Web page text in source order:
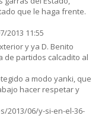
que le haga frente.
2013 11:55
y ya D. Benito
de partidos calcadito al
a modo yanki, que
hacer respetar y
2013/06/y-si-en-el-36-